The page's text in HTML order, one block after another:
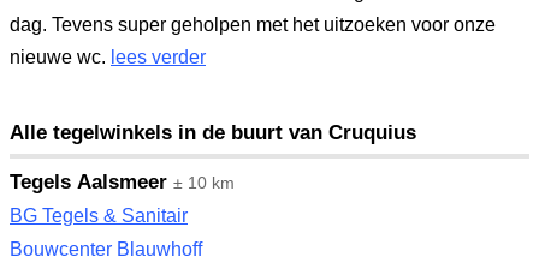
dag. Tevens super geholpen met het uitzoeken voor onze
nieuwe wc. lees verder
Alle tegelwinkels in de buurt van Cruquius
Tegels Aalsmeer ± 10 km
BG Tegels & Sanitair
Bouwcenter Blauwhoff